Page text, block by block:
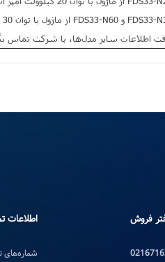
اطلاعات سایر مدل‌ها، با شرکت تماس
اطلاعات
شماره‌های
فروش